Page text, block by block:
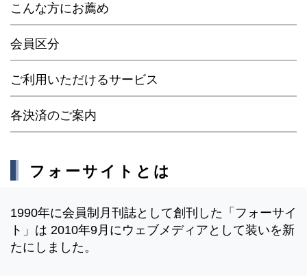
こんな方にお薦め
会員区分
ご利用いただけるサービス
各決済のご案内
フォーサイトとは
1990年に会員制月刊誌として創刊した「フォーサイ
ト」は 2010年9月にウェブメディアとして装いを新
たにしました。